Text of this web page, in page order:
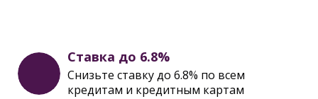
Ставка до 6.8%
Снизьте ставку до 6.8% по всем
кредитам и кредитным картам